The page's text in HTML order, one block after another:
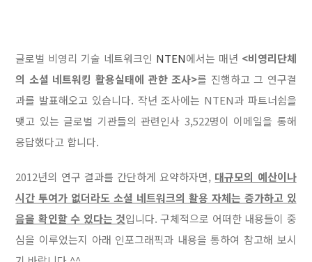
글로벌 비영리 기술 네트워크인 NTEN에서는 매년 <비영리단체
의 소셜 네트워킹 활용실태에 관한 조사>를 진행하고 그 연구결
과를 발표해오고 있습니다. 작년 조사에는 NTEN과 파트너쉽을
맺고 있는 글로벌 기관들의 관련인사 3,522명이 이메일을 통해
응답했다고 합니다.
2012년의 연구 결과를 간단하게 요약하자면, 대규모의 예산이나
시간 투여가 없더라도 소셜 네트워크의 활용 자체는 증가하고 있
음을 확인할 수 있다는 것입니다. 구체적으로 어떠한 내용들이 중
심을 이루었는지 아래 인포그래픽과 내용을 통하여 참고해 보시